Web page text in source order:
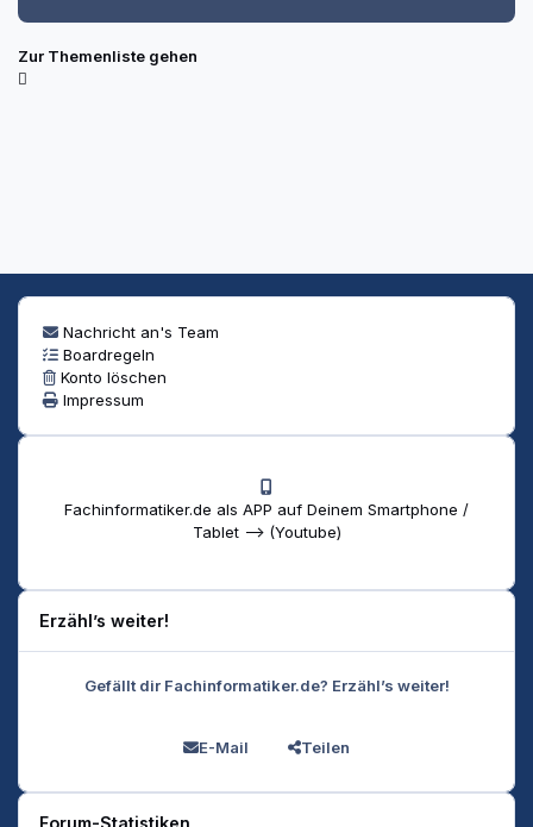
Zur Themenliste gehen
Nachricht an's Team
Boardregeln
Konto löschen
Impressum
Fachinformatiker.de als APP auf Deinem Smartphone /
Tablet --> (Youtube)
Erzähl’s weiter!
Gefällt dir Fachinformatiker.de? Erzähl’s weiter!
E-Mail Teilen